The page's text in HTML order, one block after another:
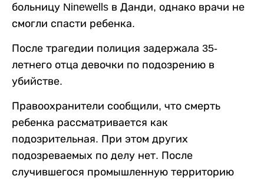
больницу Ninewells в Данди, однако врачи не
смогли спасти ребенка.
После трагедии полиция задержала 35-
летнего отца девочки по подозрению в
убийстве.
Правоохранители сообщили, что смерть
ребенка рассматривается как
подозрительная. При этом других
подозреваемых по делу нет. После
случившегося промышленную территорию